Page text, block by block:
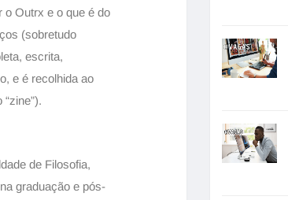
o Outrx e o que é do
(sobretudo
escrita,
e é recolhida ao
de Filosofia,
graduação e pós-